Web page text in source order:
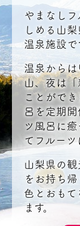
やまなし
しめる山
温泉施設で
温泉から
山、夜は
ことがで
呂を定期
ツ風呂に
てフルーツ
山梨県の
をお持ち
色とおも
ます。